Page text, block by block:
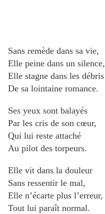
Sans remède dans sa vie,
Elle peine dans un silence,
Elle stagne dans les débris
De sa lointaine romance.
Ses yeux sont balayés
Par les cris de son cœur,
Qui lui reste attaché
Au pilot des torpeurs.
Elle vit dans la douleur
Sans ressentir le mal,
Elle n’écarte plus l’erreur,
Tout lui paraît normal.